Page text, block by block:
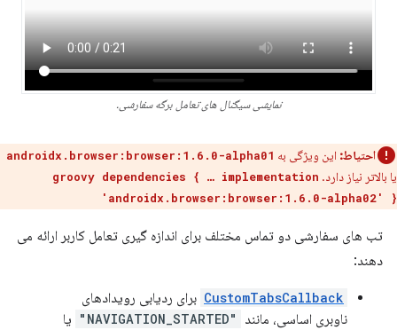
نمایشی سیگنال های تعامل برگه سفارشی.
احتیاط: این ویژگی به androidx.browser:browser:1.6.0-alpha01
یا بالاتر نیاز دارد. groovy dependencies { … implementation
'androidx.browser:browser:1.6.0-alpha02' }
تب های سفارشی دو تماس مختلف برای اندازه گیری تعامل کاربر ارائه می
دهند:
CustomTabsCallback برای ردیابی رویدادهای
ناوبری اساسی، مانند
"NAVIGATION_STARTED" یا